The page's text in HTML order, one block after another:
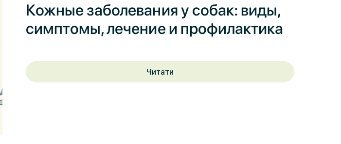
Кожные заболевания у собак: виды,
симптомы, лечение и профилактика
Читати